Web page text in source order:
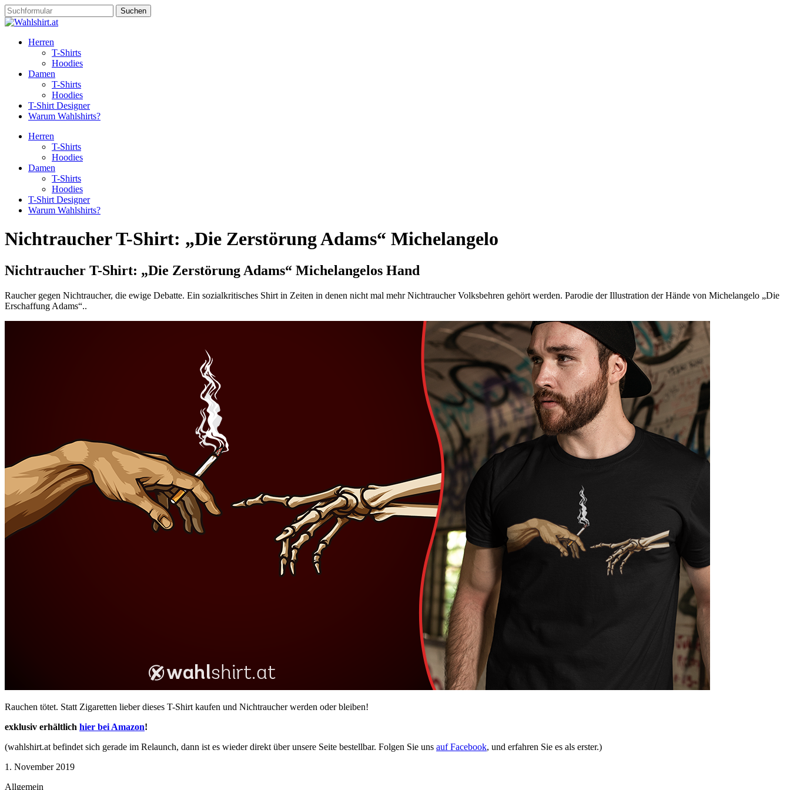
Suchen
nach:
Herren
T-Shirts
Hoodies
Damen
T-Shirts
Hoodies
T-Shirt Designer
Warum Wahlshirts?
Herren
T-Shirts
Hoodies
Damen
T-Shirts
Hoodies
T-Shirt Designer
Warum Wahlshirts?
Nichtraucher T-Shirt: „Die Zerstörung Adams“ Michelangelo
Nichtraucher T-Shirt: „Die Zerstörung Adams“ Michelangelos Hand
Raucher gegen Nichtraucher, die ewige Debatte. Ein sozialkritisches Shirt in Zeiten in denen nicht mal mehr Nichtraucher Volksbehren gehört werden. Parodie der Illustration der Hände von Michelangelo „Die
Erschaffung Adams“..
Rauchen tötet. Statt Zigaretten lieber dieses T-Shirt kaufen und Nichtraucher werden oder bleiben!
exklusiv erhältlich hier bei Amazon!
(wahlshirt.at befindet sich gerade im Relaunch, dann ist es wieder direkt über unsere Seite bestellbar. Folgen Sie uns auf Facebook, und erfahren Sie es als erster.)
1. November 2019
Allgemein